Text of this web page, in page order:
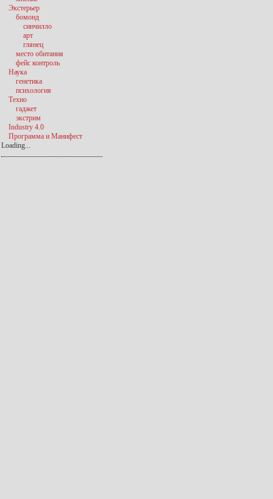
Экстерьер
бомонд
синчилло
арт
глянец
место обитания
фейс контроль
Наука
генетика
психология
Техно
гаджет
экстрим
Industry 4.0
Программа и Манифест
Loading...